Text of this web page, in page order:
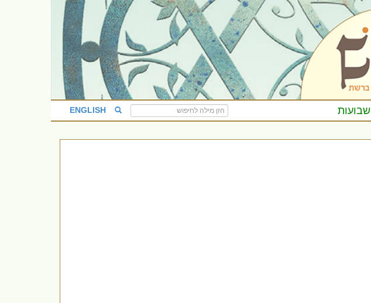
שבועות ENGLISH